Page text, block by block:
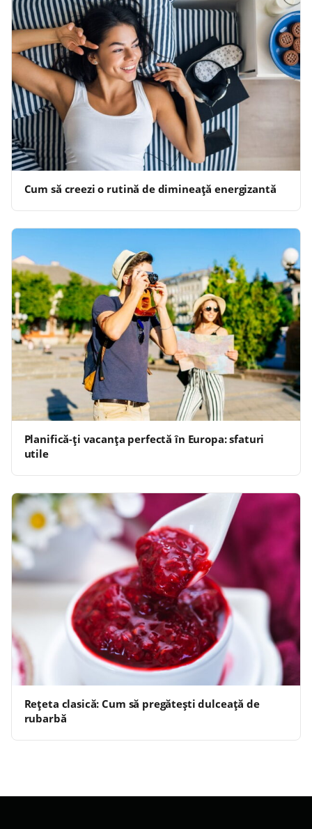
Cum să creezi o rutină de dimineață energizantă
Planifică-ți vacanța perfectă în Europa: sfaturi
utile
Rețeta clasică: Cum să pregătești dulceață de
rubarbă